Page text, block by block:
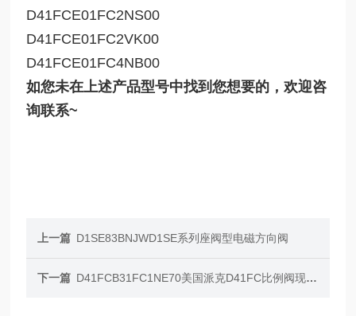
D41FCE01FC2NS00
D41FCE01FC2VK00
D41FCE01FC4NB00
如您未在上述产品型号中找到您想要的，欢迎咨
询联系~
上一篇 D1SE83BNJWD1SE系列座阀型电磁方向阀
下一篇 D41FCB31FC1NE70美国派克D41FC比例阀现货优价，项目停工